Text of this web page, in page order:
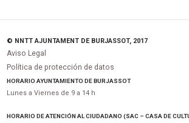
© NNTT AJUNTAMENT DE BURJASSOT, 2017
Aviso Legal
Política de protección de datos
HORARIO AYUNTAMIENTO DE BURJASSOT
Lunes a Viernes de 9 a 14 h
HORARIO DE ATENCIÓN AL CIUDADANO (SAC – CASA DE